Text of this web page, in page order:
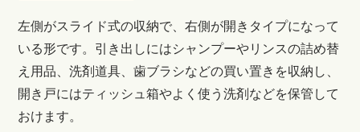
左側がスライド式の収納で、右側が開きタイプになって
いる形です。引き出しにはシャンプーやリンスの詰め替
え用品、洗剤道具、歯ブラシなどの買い置きを収納し、
開き戸にはティッシュ箱やよく使う洗剤などを保管して
おけます。